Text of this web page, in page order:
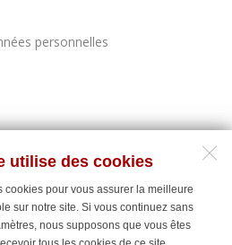
utilise des cookies
cookies pour vous assurer la meilleure
sur notre site. Si vous continuez sans
nous supposons que vous êtes
personnelles